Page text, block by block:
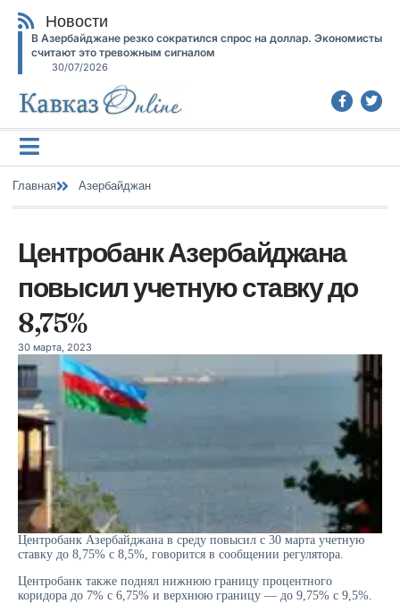
Новости
В Азербайджане резко сократился спрос на доллар. Экономисты
считают это тревожным сигналом
30/07/2026
Главная Азербайджан
Центробанк Азербайджана
повысил учетную ставку до
8,75%
30 марта, 2023
Центробанк Азербайджана в среду повысил с 30 марта учетную
ставку до 8,75% с 8,5%, говорится в сообщении регулятора.
Центробанк также поднял нижнюю границу процентного
коридора до 7% c 6,75% и верхнюю границу — до 9,75% с 9,5%.